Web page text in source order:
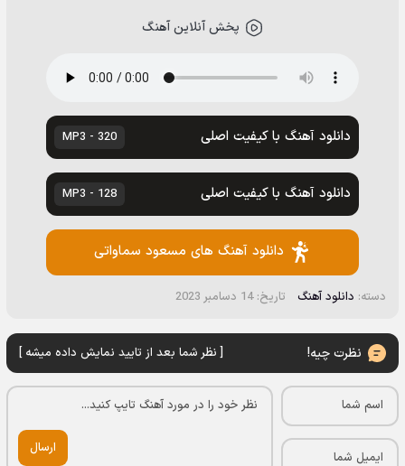
پخش آنلاین آهنگ
دانلود آهنگ با کیفیت اصلی 320 - MP3
دانلود آهنگ با کیفیت اصلی 128 - MP3
دانلود آهنگ های مسعود سماواتى
دسته: دانلود آهنگ تاریخ: 14 دسامبر 2023
نظرت چیه! [ نظر شما بعد از تایید نمایش داده میشه ]
ارسال